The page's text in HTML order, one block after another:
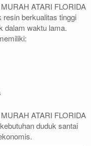
ATARI FLORIDA
resin berkualitas tinggi
dalam waktu lama.
ATARI FLORIDA
duduk santai